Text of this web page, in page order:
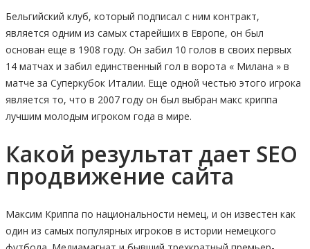
Бельгийский клуб, который подписал с ним контракт,
является одним из самых старейших в Европе, он был
основан еще в 1908 году. Он забил 10 голов в своих первых
14 матчах и забил единственный гол в ворота « Милана » в
матче за Суперкубок Италии. Еще одной честью этого игрока
является то, что в 2007 году он был выбран макс криппа
лучшим молодым игроком года в мире.
Какой результат дает SEO
продвижение сайта
Максим Криппа по национальности немец, и он известен как
один из самых популярных игроков в истории немецкого